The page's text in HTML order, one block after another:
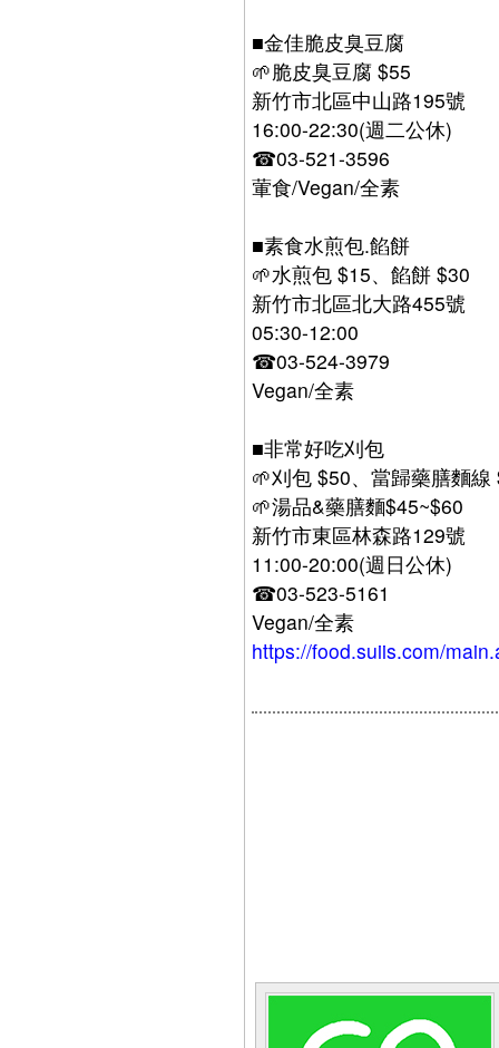
■金佳脆皮臭豆腐
🌱脆皮臭豆腐 $55
新竹市北區中山路195號
16:00-22:30(週二公休)
☎03-521-3596
葷食/Vegan/全素
■素食水煎包.餡餅
🌱水煎包 $15、餡餅 $30
新竹市北區北大路455號
05:30​-12:00
☎03-524-3979
Vegan/全素
■非常好吃刈包
🌱刈包 $50、當歸藥膳麵線
🌱湯品&藥膳麵$45~$60
新竹市東區林森路129號
11:00-20:00(週日公休)
☎03-523-5161
Vegan/全素
https://food.suiis.com/